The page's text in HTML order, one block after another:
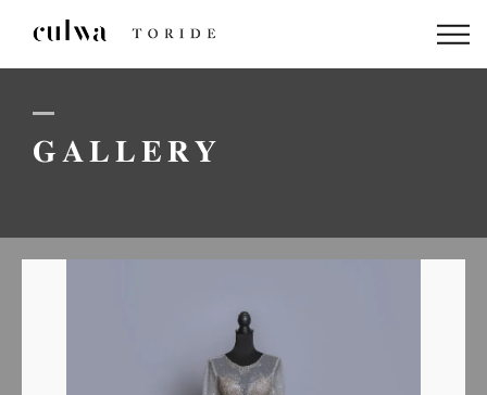
GALLERY
ABOUT US
PACKAGE
STAFF
GALLERY
BLOG